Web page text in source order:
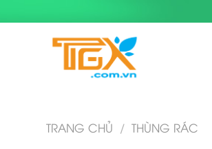
to
TRANG CHỦ / THÙNG RÁC